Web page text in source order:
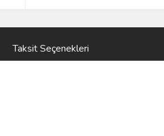
Taksit Seçenekleri